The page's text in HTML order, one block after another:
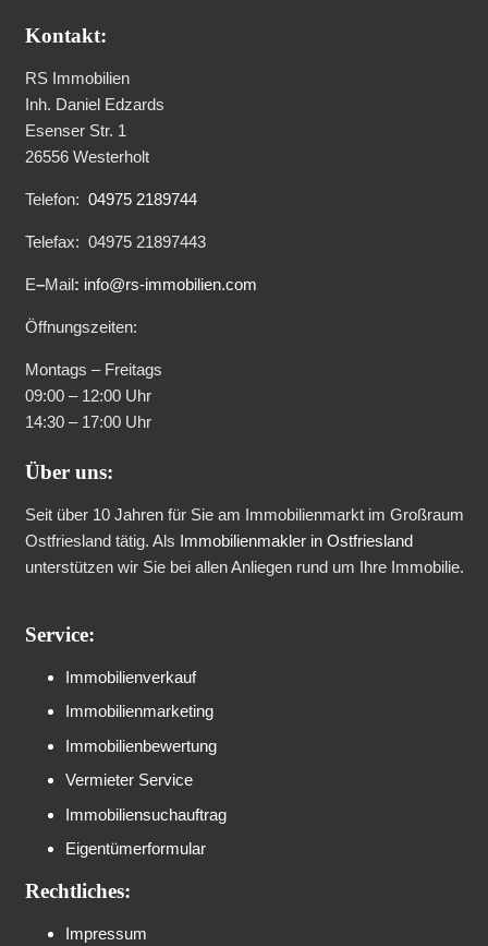
Kontakt:
RS Immobilien
Inh. Daniel Edzards
Esenser Str. 1
26556 Westerholt
Telefon: 04975 2189744
Telefax: 04975 21897443
E–Mail: info@rs-immobilien.com
Öffnungszeiten:
Montags – Freitags
09:00 – 12:00 Uhr
14:30 – 17:00 Uhr
Über uns:
Seit über 10 Jahren für Sie am Immobilienmarkt im Großraum
Ostfriesland tätig. Als Immobilienmakler in Ostfriesland
unterstützen wir Sie bei allen Anliegen rund um Ihre Immobilie.
Service:
Immobilienverkauf
Immobilienmarketing
Immobilienbewertung
Vermieter Service
Immobiliensuchauftrag
Eigentümerformular
Rechtliches:
Impressum